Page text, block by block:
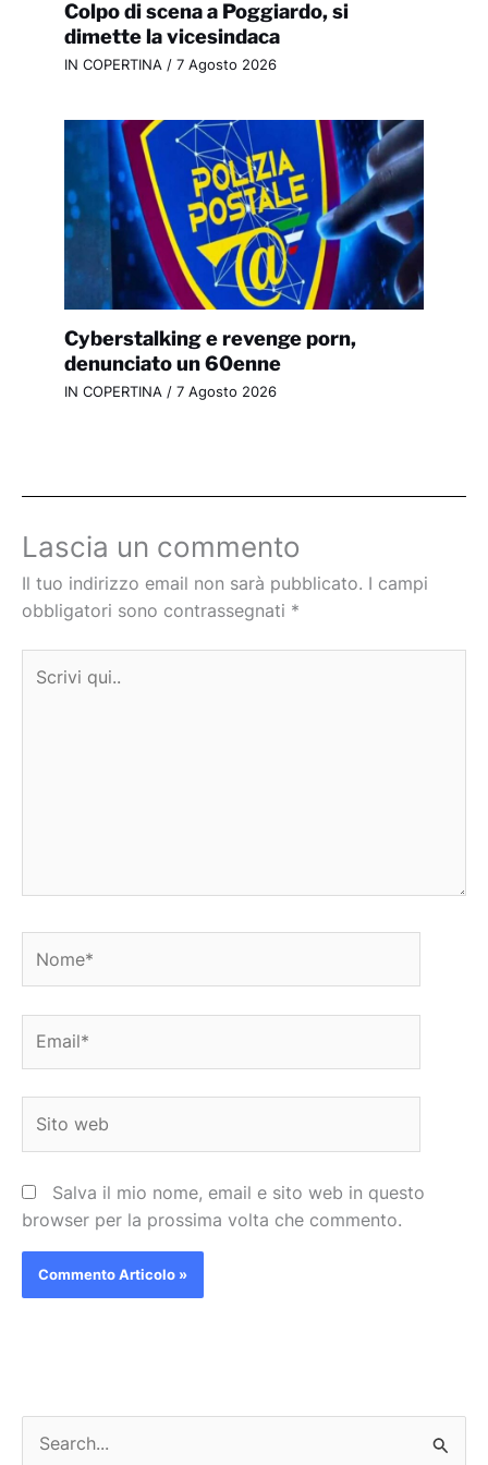
Colpo di scena a Poggiardo, si
dimette la vicesindaca
IN COPERTINA/ 7 Agosto 2026
Cyberstalking e revenge porn,
denunciato un 60enne
IN COPERTINA/ 7 Agosto 2026
Lascia un commento
Il tuo indirizzo email non sarà pubblicato. I campi
obbligatori sono contrassegnati *
qui..
web
Salva il mio nome, email e sito web in questo
browser per la prossima volta che commento.